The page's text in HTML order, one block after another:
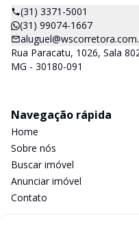
(31) 3371-5001
(31) 99074-1667
Rua Paracatu, 1026, Sala
MG - 30180-091
Navegação rápida
Home
Sobre nós
Buscar imóvel
Anunciar imóvel
Contato